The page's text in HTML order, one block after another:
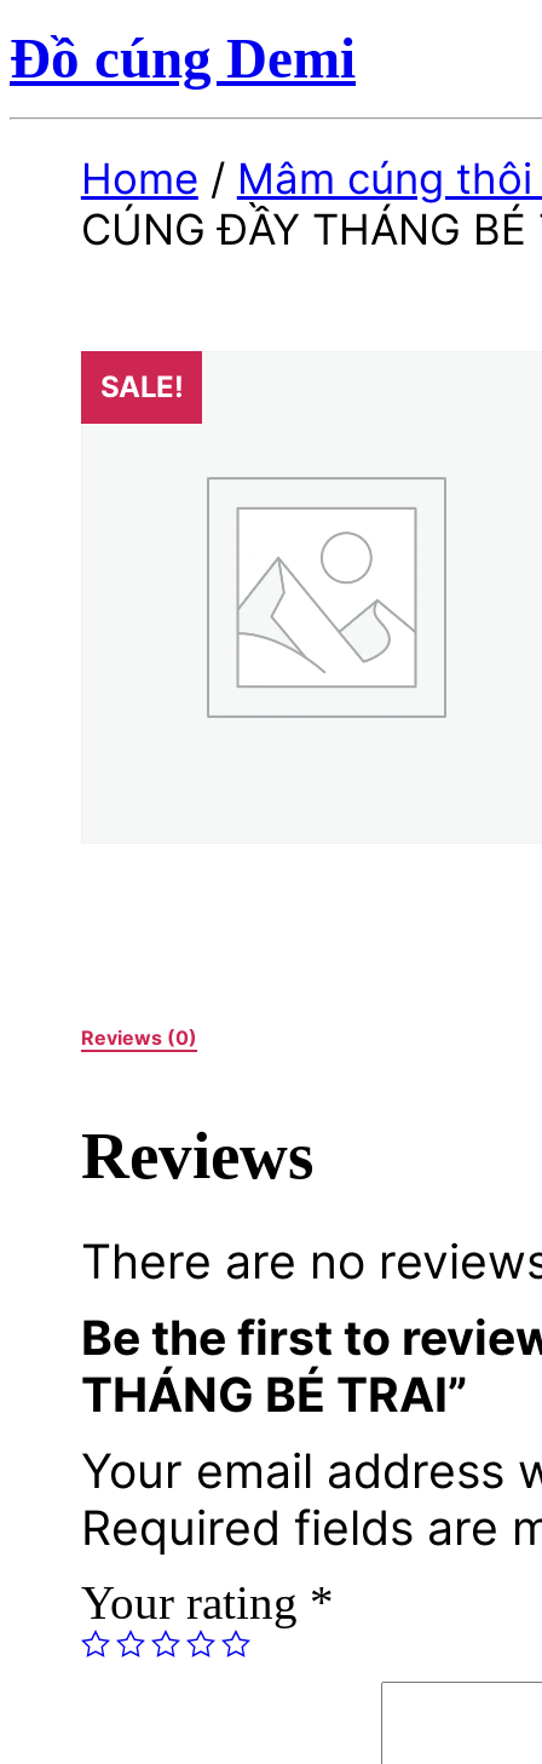
Đồ cúng Demi
Home / Mâm cúng
CÚNG ĐẦY THÁNG BÉ
SALE!
Reviews (0)
Reviews
There are no
Be the first to
THÁNG BÉ TRAI”
Your email address
Required fields are
Your rating *